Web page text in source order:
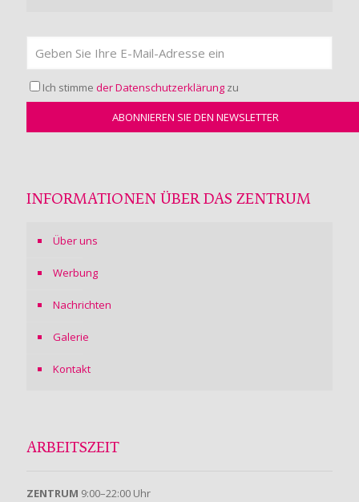
Ich stimme der Datenschutzerklärung zu
INFORMATIONEN ÜBER DAS ZENTRUM
Über uns
Werbung
Nachrichten
Galerie
Kontakt
ARBEITSZEIT
ZENTRUM 9:00–22:00 Uhr